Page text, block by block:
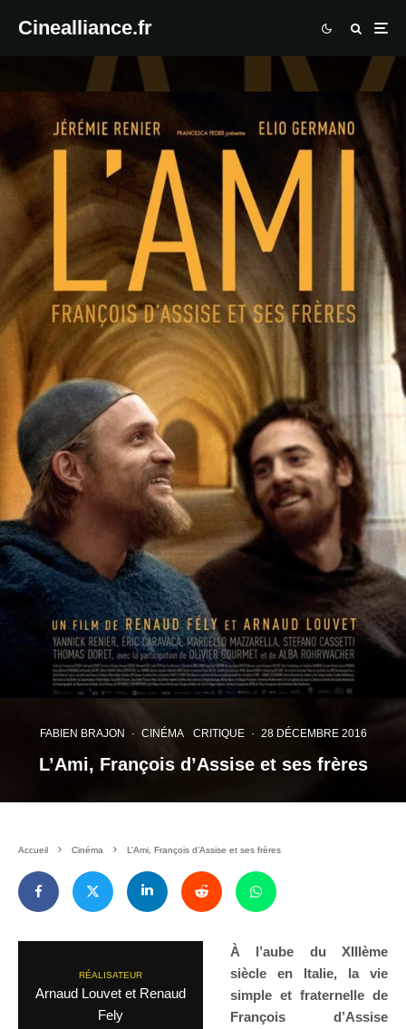
Cinealliance.fr
FABIEN BRAJON · CINÉMA CRITIQUE · 28 DÉCEMBRE 2016
L’Ami, François d’Assise et ses frères
Accueil Cinéma L’Ami, François d’Assise et ses frères
RÉALISATEUR
Arnaud Louvet et Renaud
Fely
À l’aube du XIIIème
siècle en Italie, la vie
simple et fraternelle de
François d’Assise